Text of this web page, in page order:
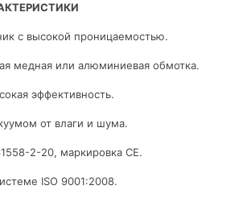
с высокой проницаемостью.
медная или алюминиевая обмотка.
эффективность.
от влаги и шума.
2-20, маркировка CE.
ISO 9001:2008.